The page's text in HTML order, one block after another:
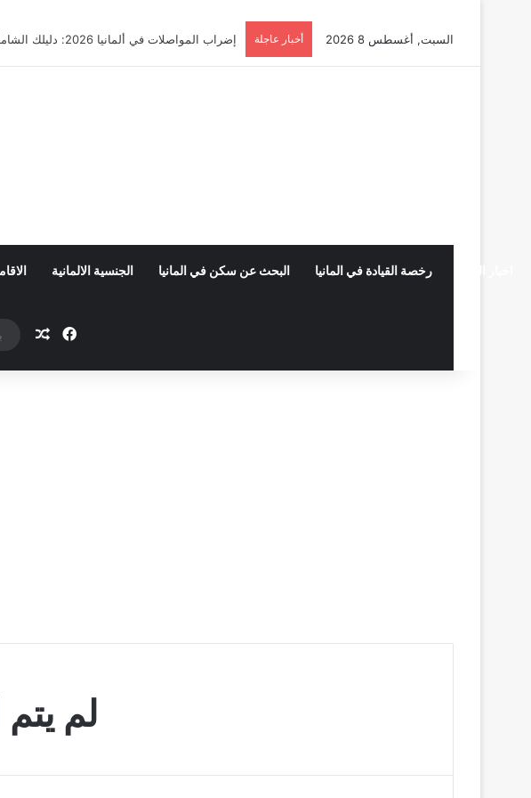
السبت, أغسطس 8 2026 أخبار عاجلة إضراب المواصلات في ألمانيا 2026: دليلك الشامل للحقوق والبدائل والتعويضات
رخصة القيادة في المانيا البحث عن سكن في المانيا الجنسية الالمانية
فيسبوك
لم يتم